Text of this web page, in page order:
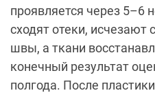
проявляется через 5–6
сходят отеки, исчезают
швы, а ткани
конечный результат
полгода. После